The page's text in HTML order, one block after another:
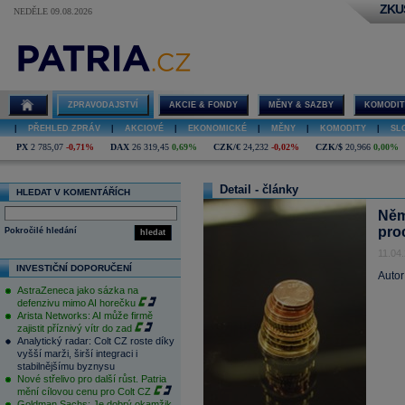
NEDĚLE 09.08.2026
ZPRAVODAJSTVÍ AKCIE & FONDY MĚNY & SAZBY
PŘEHLED ZPRÁV AKCIOVÉ EKONOMICKÉ MĚNY KOMODITY
PX 2 785,07 -0,71% DAX 26 319,45 0,69% CZK/€ 24,232 -0,02% CZK/$ 20,966 0,00%
HLEDAT V KOMENTÁŘÍCH
hledat
Pokročilé hledání
INVESTIČNÍ DOPORUČENÍ
AstraZeneca jako sázka na
defenzivu mimo AI horečku
Arista Networks: AI může firmě
zajistit příznivý vítr do zad
Analytický radar: Colt CZ roste díky
vyšší marži, širší integraci i
stabilnějšímu byznysu
Nové střelivo pro další růst. Patria
mění cílovou cenu pro Colt CZ
Detail - články